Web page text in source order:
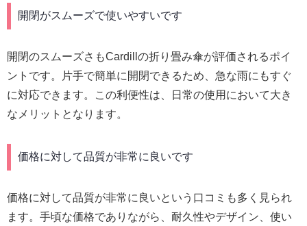
開閉がスムーズで使いやすいです
開閉のスムーズさもCardillの折り畳み傘が評価されるポイ
ントです。片手で簡単に開閉できるため、急な雨にもすぐ
に対応できます。この利便性は、日常の使用において大き
なメリットとなります。
価格に対して品質が非常に良いです
価格に対して品質が非常に良いという口コミも多く見られ
ます。手頃な価格でありながら、耐久性やデザイン、使い